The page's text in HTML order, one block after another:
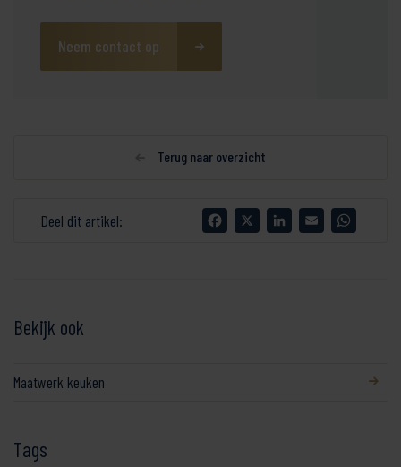
Neem contact op
Terug naar overzicht
Deel dit artikel: Facebook LinkedInEmail
Bekijk ook
Maatwerk keuken
Tags